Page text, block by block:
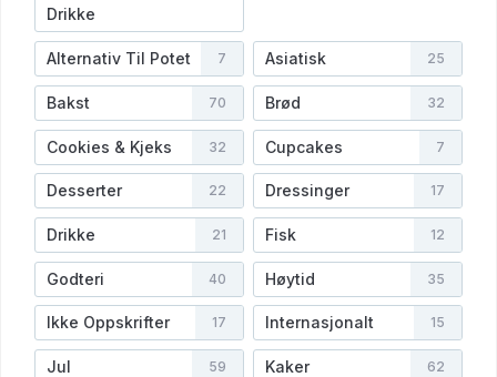
Drikke
Alternativ Til Potet 7 Asiatisk 25
Bakst 70 Brød 32
Cookies & Kjeks 32 Cupcakes 7
Desserter 22 Dressinger 17
Drikke 21 Fisk 12
Godteri 40 Høytid 35
Ikke Oppskrifter 17 Internasjonalt 15
Jul 59 Kaker 62